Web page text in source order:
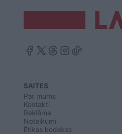
SAITES
Par mums
Kontakti
Reklāma
Noteikumi
Ētikas kodekss